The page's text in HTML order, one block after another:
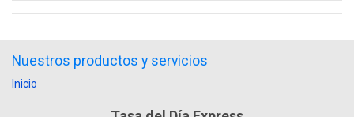
Nuestros productos y servicios
Inicio